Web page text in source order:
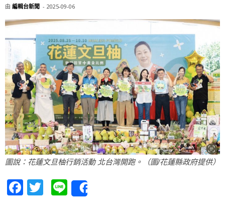
由 編輯台新聞 - 2025-09-06
圖說：花蓮文旦柚行銷活動 北台灣開跑。（圖/花蓮縣政府提供）
Facebook
Twitter
Line